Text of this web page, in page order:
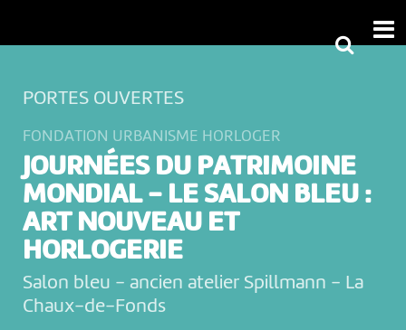
PORTES OUVERTES
FONDATION URBANISME HORLOGER
JOURNÉES DU PATRIMOINE
MONDIAL - LE SALON BLEU :
ART NOUVEAU ET
HORLOGERIE
Salon bleu - ancien atelier Spillmann - La
Chaux-de-Fonds